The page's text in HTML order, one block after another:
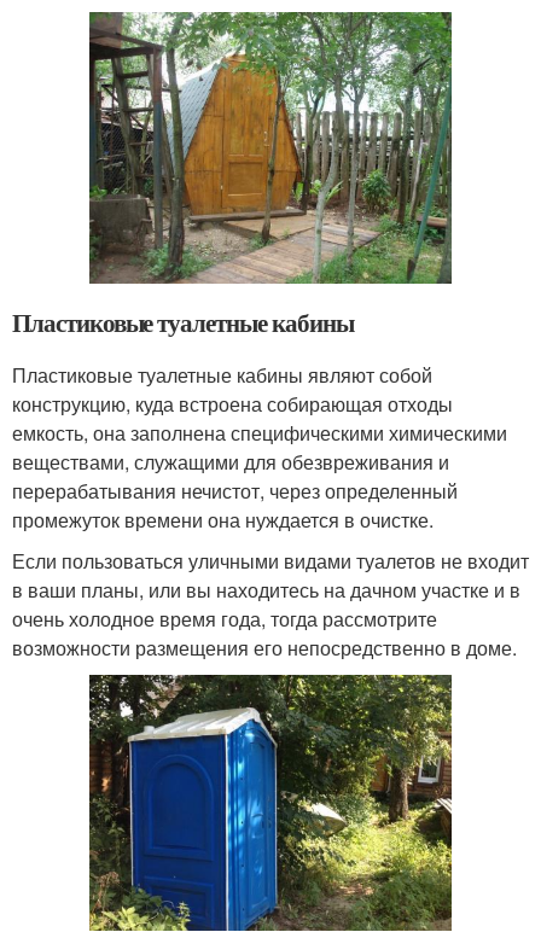
Пластиковые туалетные кабины
Пластиковые туалетные кабины являют собой
конструкцию, куда встроена собирающая отходы
емкость, она заполнена специфическими химическими
веществами, служащими для обезвреживания и
перерабатывания нечистот, через определенный
промежуток времени она нуждается в очистке.
Если пользоваться уличными видами туалетов не входит
в ваши планы, или вы находитесь на дачном участке и в
очень холодное время года, тогда рассмотрите
возможности размещения его непосредственно в доме.